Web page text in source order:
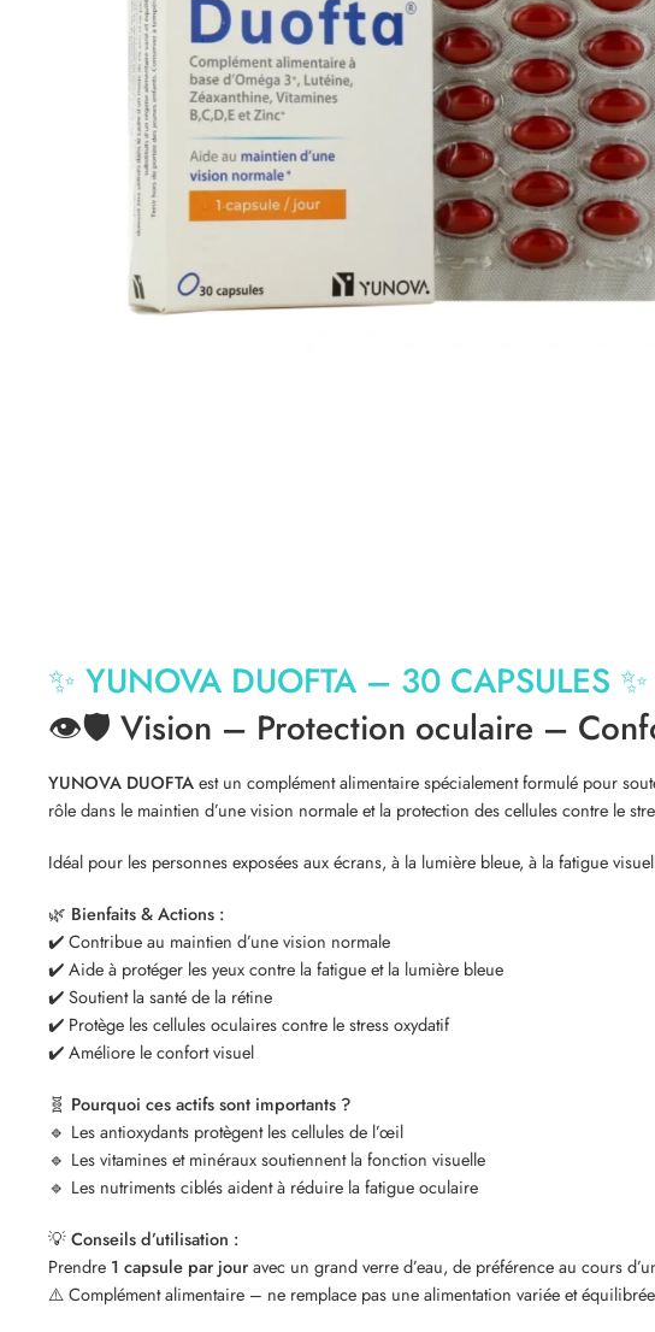
✨ YUNOVA DUOFTA – 30 CAPSULES ✨
👁️🛡️ Vision – Protection oculaire –
YUNOVA DUOFTAest un complément alimentaire spécialement formulé pour
rôle dans le maintien d’une vision normale et la protection des cellules contre le
Idéal pour les personnes exposées aux écrans, à la lumière bleue, à la fatigue
🌿 Bienfaits & Actions :
✔️ Contribue au maintien d’une vision normale
✔️ Aide à protéger les yeux contre la fatigue et la lumière bleue
✔️ Soutient la santé de la rétine
✔️ Protège les cellules oculaires contre le stress oxydatif
✔️ Améliore le confort visuel
🧬 Pourquoi ces actifs sont importants ?
🔹 Les antioxydants protègent les cellules de l’œil
🔹 Les vitamines et minéraux soutiennent la fonction visuelle
🔹 Les nutriments ciblés aident à réduire la fatigue oculaire
💡Conseils d’utilisation :
Prendre 1 capsule par jouravec un grand verre d’eau, de préférence au cours
⚠️ Complément alimentaire – ne remplace pas une alimentation variée et